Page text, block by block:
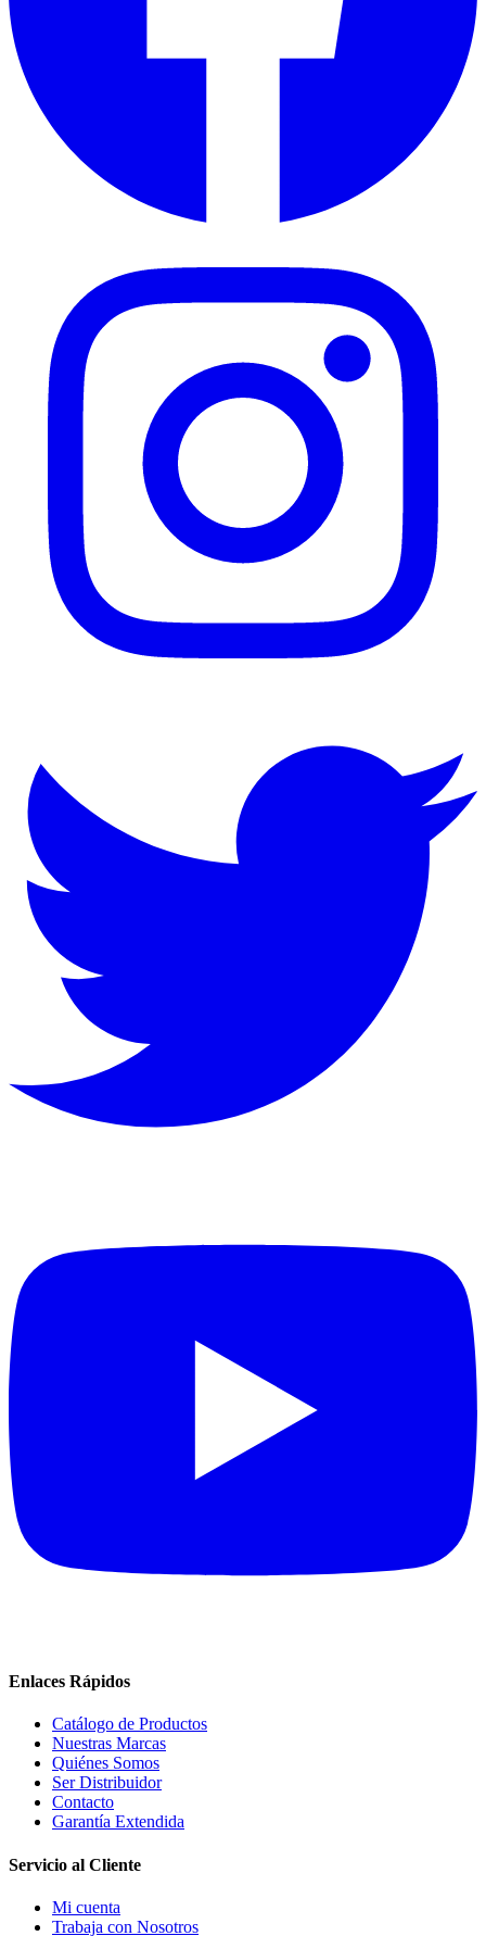
Enlaces Rápidos
Catálogo de Productos
Nuestras Marcas
Quiénes Somos
Ser Distribuidor
Contacto
Garantía Extendida
Servicio al Cliente
Mi cuenta
Trabaja con Nosotros